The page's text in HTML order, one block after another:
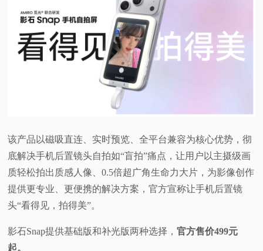
频
科
普
体
该产品以磁吸直连、实时预览、全平台兼容为核心优势，彻
底解决手机后置镜头自拍如“盲拍”痛点，让用户以主摄级画
质轻松拍出质感人像、0.5倍超广角生命力大片，为影像创作
提供更专业、更便携的解决方案，官方宣称让手机后置镜
头“看得见，拍得美”。
影石Snap提供基础版和补光版两种选择，官方售价499元
起。